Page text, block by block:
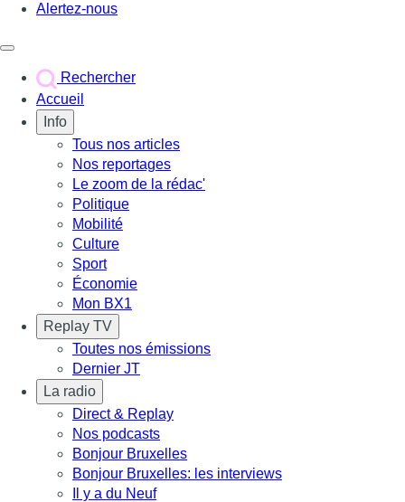
Alertez-nous
Rechercher
Accueil
Info
Tous nos articles
Nos reportages
Le zoom de la rédac'
Politique
Mobilité
Culture
Sport
Économie
Mon BX1
Replay TV
Toutes nos émissions
Dernier JT
La radio
Direct & Replay
Nos podcasts
Bonjour Bruxelles
Bonjour Bruxelles: les interviews
Il y a du Neuf